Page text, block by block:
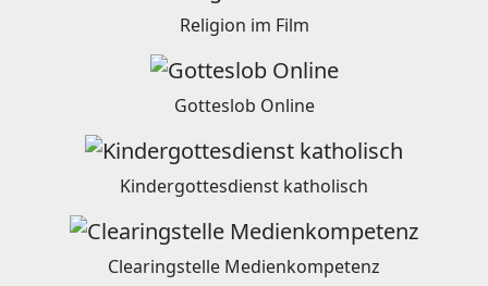
Religion im Film
Gotteslob Online
Kindergottesdienst katholisch
Clearingstelle Medienkompetenz